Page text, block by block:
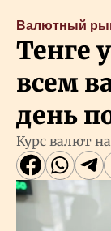
Валютный
Тенге
всем
день
Курс валют